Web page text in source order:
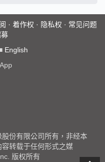
· 着作权 · 隐私权 · 常见问题
English
份有限公司所有，非经本
转载于任何形式之媒
版权所有